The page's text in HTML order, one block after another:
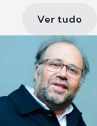
Ver tudo